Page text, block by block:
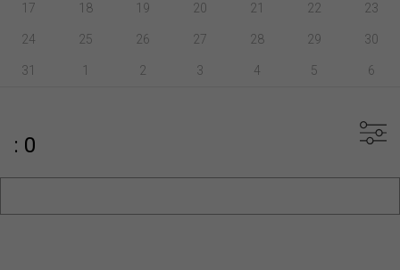
17 18 19 20 21 22 23
24 25 26 27 28 29 30
31 1 2 3 4 5 6
: 0